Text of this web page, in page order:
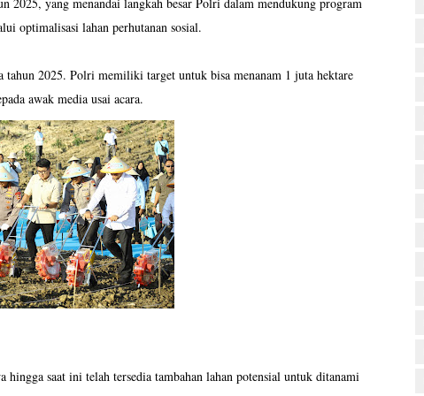
optimalisasi lahan perhutanan sosial.
2025. Polri memiliki target untuk bisa menanam 1 juta hektare
awak media usai acara.
saat ini telah tersedia tambahan lahan potensial untuk ditanami